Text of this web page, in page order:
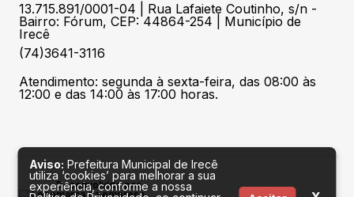
13.715.891/0001-04 | Rua Lafaiete Coutinho, s/n -
Bairro: Fórum, CEP: 44864-254 | Município de
Irecê
(74)3641-3116
Atendimento: segunda à sexta-feira, das 08:00 às
12:00 e das 14:00 às 17:00 horas.
Desenvolvido por
Aviso: Prefeitura Municipal de Irecê
utiliza ‘cookies’ para melhorar a sua
experiência, conforme a nossa